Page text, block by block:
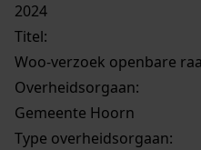
2024
Titel:
Woo-verzoek openbare
Overheidsorgaan:
Gemeente Hoorn
Type overheidsorgaan: